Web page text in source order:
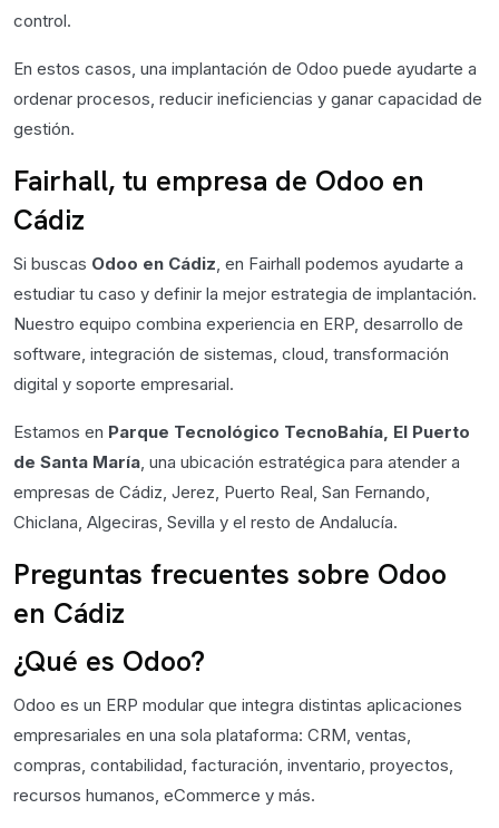
control.
En estos casos, una implantación de Odoo puede ayudarte a
ordenar procesos, reducir ineficiencias y ganar capacidad de
gestión.
Fairhall, tu empresa de Odoo en
Cádiz
Si buscas Odoo en Cádiz, en Fairhall podemos ayudarte a
estudiar tu caso y definir la mejor estrategia de implantación.
Nuestro equipo combina experiencia en ERP, desarrollo de
software, integración de sistemas, cloud, transformación
digital y soporte empresarial.
Estamos en Parque Tecnológico TecnoBahía, El Puerto
de Santa María, una ubicación estratégica para atender a
empresas de Cádiz, Jerez, Puerto Real, San Fernando,
Chiclana, Algeciras, Sevilla y el resto de Andalucía.
Preguntas frecuentes sobre Odoo
en Cádiz
¿Qué es Odoo?
Odoo es un ERP modular que integra distintas aplicaciones
empresariales en una sola plataforma: CRM, ventas,
compras, contabilidad, facturación, inventario, proyectos,
recursos humanos, eCommerce y más.